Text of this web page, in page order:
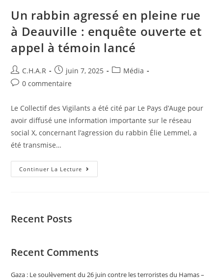
Un rabbin agressé en pleine rue
à Deauville : enquête ouverte et
appel à témoin lancé
C.H.A.R juin 7, 2025
Média
0 commentaire
Le Collectif des Vigilants a été cité par Le Pays d’Auge pour
avoir diffusé une information importante sur le réseau
social X, concernant l’agression du rabbin Élie Lemmel, a
été transmise…
Continuer La Lecture
Recent Posts
Recent Comments
Gaza : Le soulèvement du 26 juin contre les terroristes du Hamas –